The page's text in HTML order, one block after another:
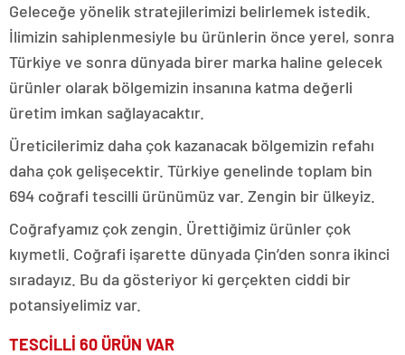
Geleceğe yönelik stratejilerimizi belirlemek istedik.
İlimizin sahiplenmesiyle bu ürünlerin önce yerel, sonra
Türkiye ve sonra dünyada birer marka haline gelecek
ürünler olarak bölgemizin insanına katma değerli
üretim imkan sağlayacaktır.
Üreticilerimiz daha çok kazanacak bölgemizin refahı
daha çok gelişecektir. Türkiye genelinde toplam bin
694 coğrafi tescilli ürünümüz var. Zengin bir ülkeyiz.
Coğrafyamız çok zengin. Ürettiğimiz ürünler çok
kıymetli. Coğrafi işarette dünyada Çin’den sonra ikinci
sıradayız. Bu da gösteriyor ki gerçekten ciddi bir
potansiyelimiz var.
TESCİLLİ 60 ÜRÜN VAR